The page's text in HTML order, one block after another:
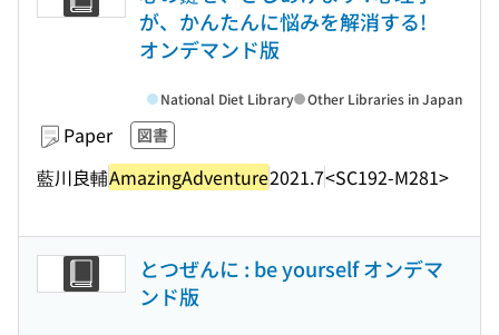
が、かんたんに悩みを解消する!
オンデマンド版
Paper 図書
藍川良輔AmazingAdventure2021.7<SC192-M281>
National Diet Library Other Libraries in Japan
とつぜんに : be yourself オンデマ
ンド版